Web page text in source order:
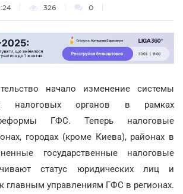
326 0
начало изменение системы
налоговых органов в рамках
ГФС. Теперь налоговые
городах (кроме Киева), районах в
государственные налоговые
статус юридических лиц и
главным управлениям ГФС в регионах.